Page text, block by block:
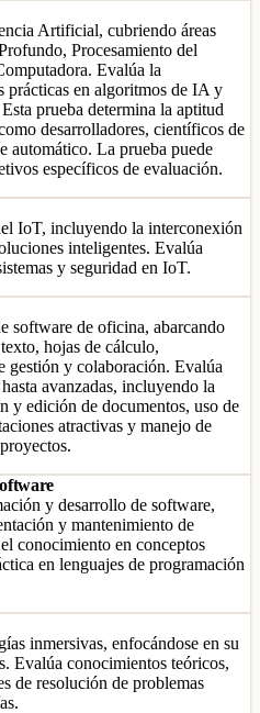
Artificial, cubriendo áreas
Procesamiento del
Evalúa la
prácticas en algoritmos de IA y
prueba determina la aptitud
desarrolladores, científicos de
automático. La prueba puede
específicos de evaluación.
IoT, incluyendo la interconexión
inteligentes. Evalúa
y seguridad en IoT.
software de oficina, abarcando
hojas de cálculo,
gestión y colaboración. Evalúa
avanzadas, incluyendo la
y edición de documentos, uso de
atractivas y manejo de
y desarrollo de software,
y mantenimiento de
conocimiento en conceptos
en lenguajes de programación
inmersivas, enfocándose en su
Evalúa conocimientos teóricos,
de resolución de problemas